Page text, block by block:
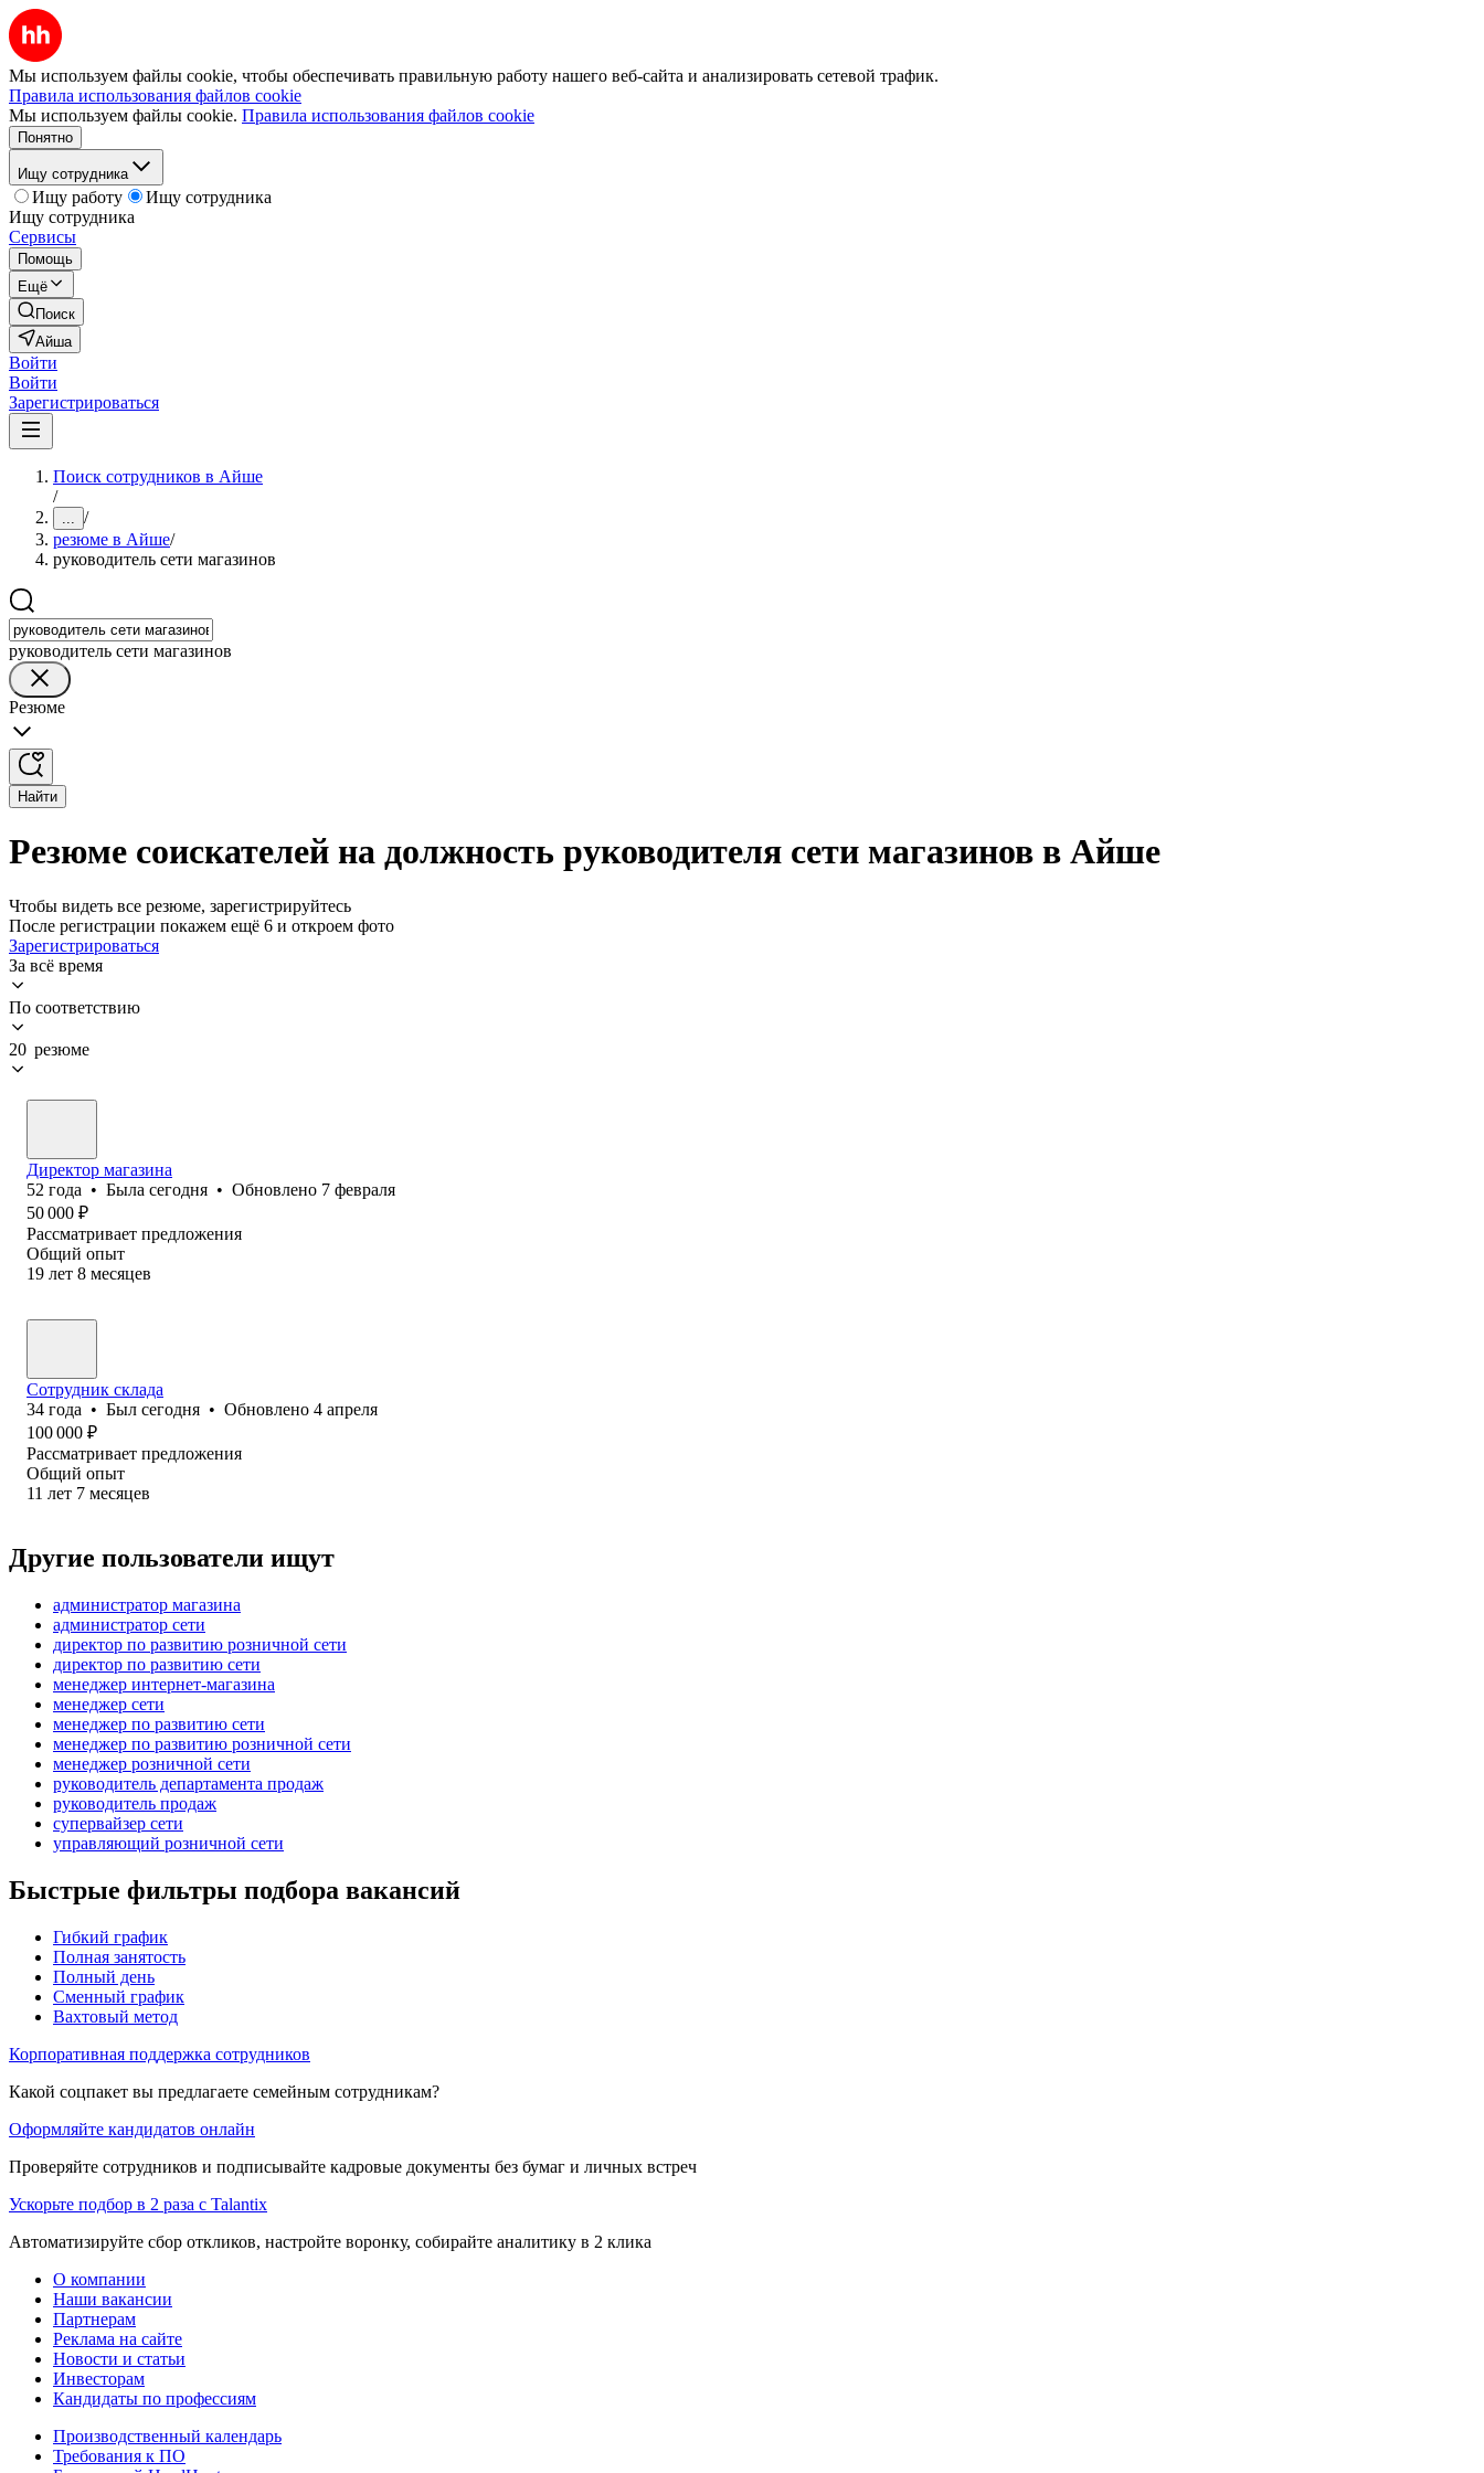
Мы используем файлы cookie, чтобы обеспечивать правильную работу нашего веб-сайта и анализировать сетевой трафик.
Правила использования файлов cookie
Мы используем файлы cookie. Правила использования файлов cookie
Понятно
Ищу сотрудника
Ищу работу
Ищу сотрудника
Ищу сотрудника
Сервисы
Помощь
Ещё
Поиск
Айша
Войти
Войти
Зарегистрироваться
Поиск сотрудников в Айше
/
... /
резюме в Айше/
руководитель сети магазинов
руководитель сети магазинов
Резюме
Найти
Резюме соискателей на должность руководителя сети магазинов в Айше
Чтобы видеть все резюме, зарегистрируйтесь
После регистрации покажем ещё 6 и откроем фото
Зарегистрироваться
За всё время
По соответствию
20 резюме
Директор магазина
52 года • Была сегодня • Обновлено 7 февраля
50 000 ₽
Рассматривает предложения
Общий опыт
19 лет 8 месяцев
Сотрудник склада
34 года • Был сегодня • Обновлено 4 апреля
100 000 ₽
Рассматривает предложения
Общий опыт
11 лет 7 месяцев
Другие пользователи ищут
администратор магазина
администратор сети
директор по развитию розничной сети
директор по развитию сети
менеджер интернет-магазина
менеджер сети
менеджер по развитию сети
менеджер по развитию розничной сети
менеджер розничной сети
руководитель департамента продаж
руководитель продаж
супервайзер сети
управляющий розничной сети
Быстрые фильтры подбора вакансий
Гибкий график
Полная занятость
Полный день
Сменный график
Вахтовый метод
Корпоративная поддержка сотрудников
Какой соцпакет вы предлагаете семейным сотрудникам?
Оформляйте кандидатов онлайн
Проверяйте сотрудников и подписывайте кадровые документы без бумаг и личных встреч
Ускорьте подбор в 2 раза с Talantix
Автоматизируйте сбор откликов, настройте воронку, собирайте аналитику в 2 клика
О компании
Наши вакансии
Партнерам
Реклама на сайте
Новости и статьи
Инвесторам
Кандидаты по профессиям
Производственный календарь
Требования к ПО